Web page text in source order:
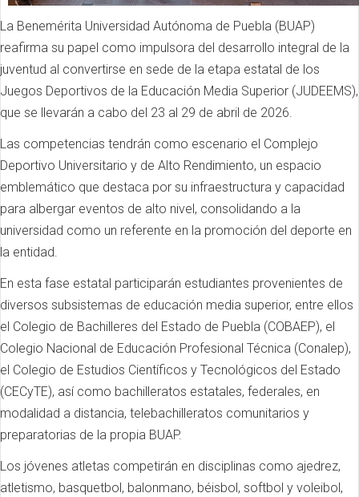
La Benemérita Universidad Autónoma de Puebla (BUAP)
reafirma su papel como impulsora del desarrollo integral de la
juventud al convertirse en sede de la etapa estatal de los
Juegos Deportivos de la Educación Media Superior (JUDEEMS),
que se llevarán a cabo del 23 al 29 de abril de 2026.
Las competencias tendrán como escenario el Complejo
Deportivo Universitario y de Alto Rendimiento, un espacio
emblemático que destaca por su infraestructura y capacidad
para albergar eventos de alto nivel, consolidando a la
universidad como un referente en la promoción del deporte en
la entidad.
En esta fase estatal participarán estudiantes provenientes de
diversos subsistemas de educación media superior, entre ellos
el Colegio de Bachilleres del Estado de Puebla (COBAEP), el
Colegio Nacional de Educación Profesional Técnica (Conalep),
el Colegio de Estudios Científicos y Tecnológicos del Estado
(CECyTE), así como bachilleratos estatales, federales, en
modalidad a distancia, telebachilleratos comunitarios y
preparatorias de la propia BUAP.
Los jóvenes atletas competirán en disciplinas como ajedrez,
atletismo, basquetbol, balonmano, béisbol, softbol y voleibol,